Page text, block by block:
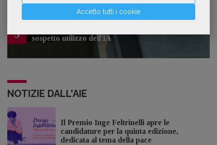
Accetto tutti i cookie
3
sospetto utilizzo dell’IA
NOTIZIE DALL'AIE
Il Premio Inge Feltrinelli apre le
candidature per la quinta edizione,
dedicata al tema della pace